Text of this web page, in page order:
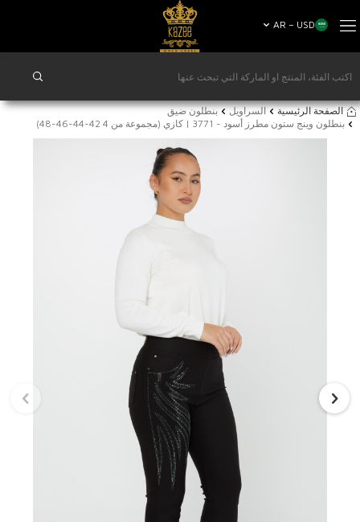
AR − USD
الصفحة الرئيسية السراويل
بنطلون ضيق
بنطلون وينج ستون مطرز أسود - 3771 | كازي (مجموعة من 4 42-44-46-48)